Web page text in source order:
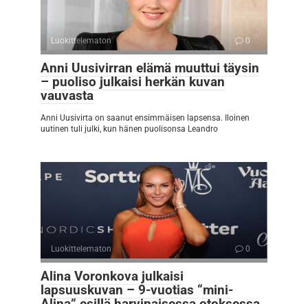
Luokittelematon 0
Anni Uusivirran elämä muuttui täysin
– puoliso julkaisi herkän kuvan
vauvasta
Anni Uusivirta on saanut ensimmäisen lapsensa. Iloinen
uutinen tuli julki, kun hänen puolisonsa Leandro
Luokittelematon 0
Alina Voronkova julkaisi
lapsuuskuvan – 9-vuotias “mini-